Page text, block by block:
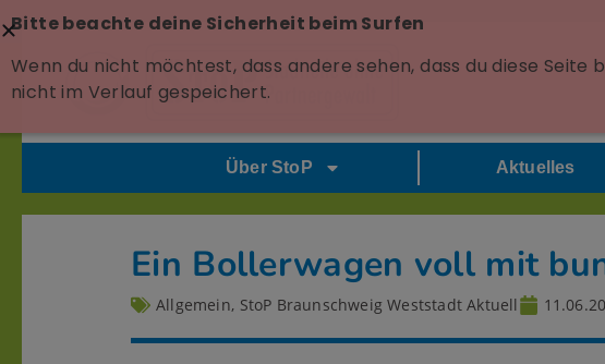
Über StoP Aktuelles
Ein Bollerwagen voll mit
Allgemein, StoP Braunschweig Weststadt Aktuell
Bitte beachte deine Sicherheit beim Surfen
Wenn du nicht möchtest, dass andere sehen, dass du diese Seite
nicht im Verlauf gespeichert.